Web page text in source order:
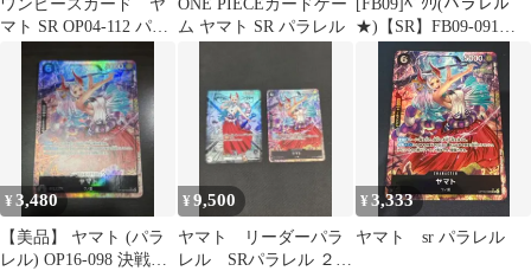
ワンピースカード ヤ
マト SR OP04-112 パラ
ONE PIECEカードゲー
ム ヤマト SR パラレル
[FB09]ﾍﾞｸｳ(パラレル
★)【SR】FB09-091
IT45B1YSYM6U
¥3,480
【美品】 ヤマト (パラ
レル) OP16-098 決戦の
¥9,500
ヤマト リーダーパラ
レル SRパラレル ２枚
¥3,333
ヤマト sr パラレル